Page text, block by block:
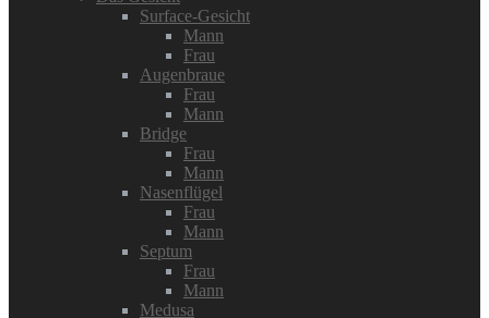
Surface-Gesicht
Mann
Frau
Augenbraue
Frau
Mann
Bridge
Frau
Mann
Nasenflügel
Frau
Mann
Septum
Frau
Mann
Medusa